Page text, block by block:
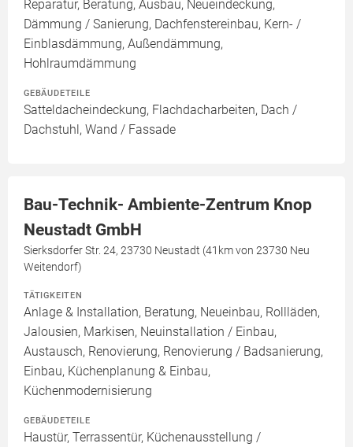
Reparatur, Beratung, Ausbau, Neueindeckung,
Dämmung / Sanierung, Dachfenstereinbau, Kern- /
Einblasdämmung, Außendämmung,
Hohlraumdämmung
GEBÄUDETEILE
Satteldacheindeckung, Flachdacharbeiten, Dach /
Dachstuhl, Wand / Fassade
Bau-Technik- Ambiente-Zentrum Knop
Neustadt GmbH
Sierksdorfer Str. 24, 23730 Neustadt (41km von 23730 Neu
Weitendorf)
TÄTIGKEITEN
Anlage & Installation, Beratung, Neueinbau, Rollläden,
Jalousien, Markisen, Neuinstallation / Einbau,
Austausch, Renovierung, Renovierung / Badsanierung,
Einbau, Küchenplanung & Einbau,
Küchenmodernisierung
GEBÄUDETEILE
Haustür, Terrassentür, Küchenausstellung /